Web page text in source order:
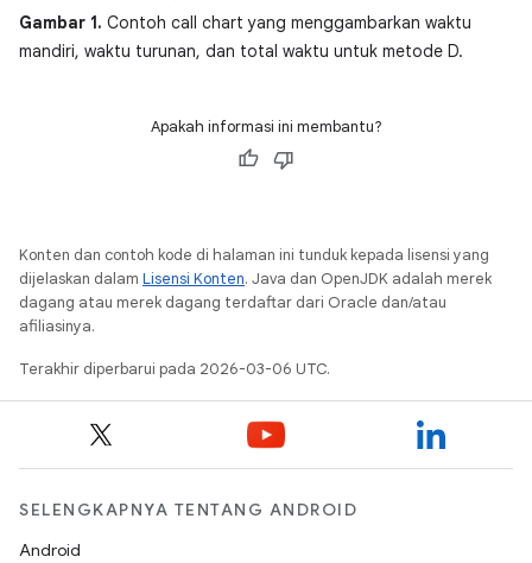
Gambar 1. Contoh call chart yang menggambarkan waktu
mandiri, waktu turunan, dan total waktu untuk metode D.
Apakah informasi ini membantu?
Konten dan contoh kode di halaman ini tunduk kepada lisensi yang
dijelaskan dalam Lisensi Konten. Java dan OpenJDK adalah merek
dagang atau merek dagang terdaftar dari Oracle dan/atau
afiliasinya.
Terakhir diperbarui pada 2026-03-06 UTC.
SELENGKAPNYA TENTANG ANDROID
Android